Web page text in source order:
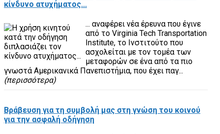
κίνδυνο ατυχήματος...
... αναφέρει νέα έρευνα που έγινε
από το Virginia Tech Transportation
Institute, το Ινστιτούτο που
ασχολείται με τον τομέα των
μεταφορών σε ένα από τα πιο
γνωστά Αμερικανικά Πανεπιστήμια, που έχει παγ...
(περισσότερα)
Βράβευση για τη συμβολή μας στη γνώση του κοινού
για την ασφαλή οδήγηση